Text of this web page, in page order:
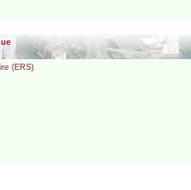
(ERS)